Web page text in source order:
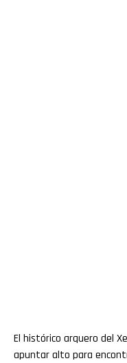
El histórico arquero del
apuntar alto para